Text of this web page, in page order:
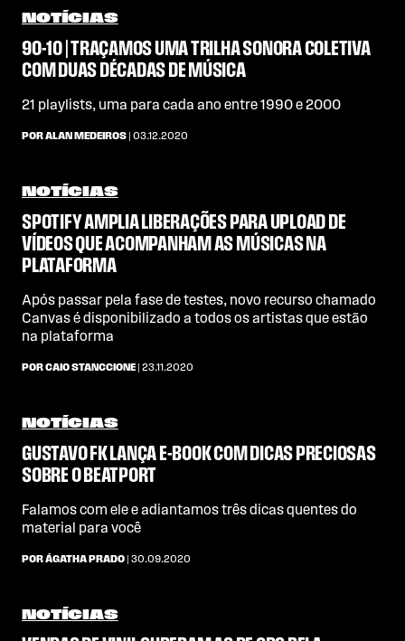
NOTÍCIAS
90-10 | TRAÇAMOS UMA TRILHA SONORA COLETIVA
COM DUAS DÉCADAS DE MÚSICA
21 playlists, uma para cada ano entre 1990 e 2000
POR ALAN MEDEIROS | 03.12.2020
NOTÍCIAS
SPOTIFY AMPLIA LIBERAÇÕES PARA UPLOAD DE
VÍDEOS QUE ACOMPANHAM AS MÚSICAS NA
PLATAFORMA
Após passar pela fase de testes, novo recurso chamado
Canvas é disponibilizado a todos os artistas que estão
na plataforma
POR CAIO STANCCIONE | 23.11.2020
NOTÍCIAS
GUSTAVO FK LANÇA E-BOOK COM DICAS PRECIOSAS
SOBRE O BEATPORT
Falamos com ele e adiantamos três dicas quentes do
material para você
POR ÁGATHA PRADO | 30.09.2020
NOTÍCIAS